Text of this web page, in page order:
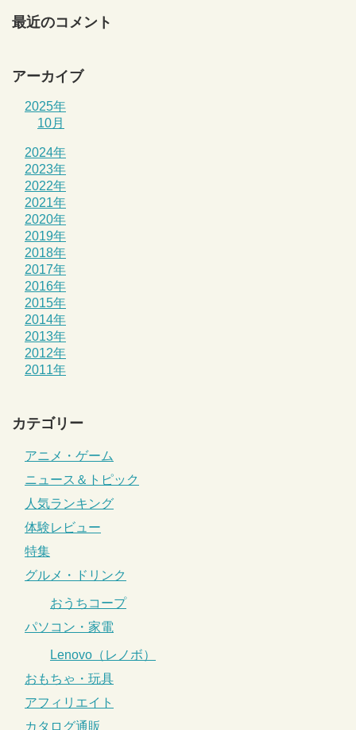
最近のコメント
アーカイブ
2025年
10月
2024年
2023年
2022年
2021年
2020年
2019年
2018年
2017年
2016年
2015年
2014年
2013年
2012年
2011年
カテゴリー
アニメ・ゲーム
ニュース＆トピック
人気ランキング
体験レビュー
特集
グルメ・ドリンク
おうちコープ
パソコン・家電
Lenovo（レノボ）
おもちゃ・玩具
アフィリエイト
カタログ通販